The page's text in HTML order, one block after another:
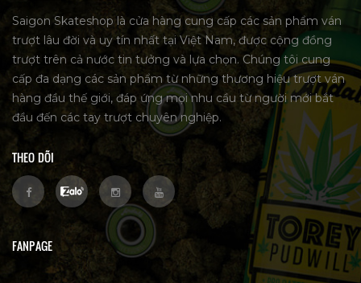
Saigon Skateshop là cửa hàng cung cấp các sản phẩm ván
trượt lâu đời và uy tín nhất tại Việt Nam, được cộng đồng
trượt trên cả nước tin tưởng và lựa chọn. Chúng tôi cung
cấp đa dạng các sản phẩm từ những thương hiệu trượt ván
hàng đầu thế giới, đáp ứng mọi nhu cầu từ người mới bắt
đầu đến các tay trượt chuyên nghiệp.
THEO DÕI
FANPAGE